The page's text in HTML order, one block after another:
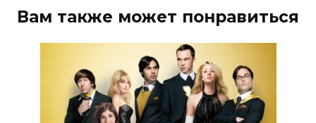
Вам также может понравиться